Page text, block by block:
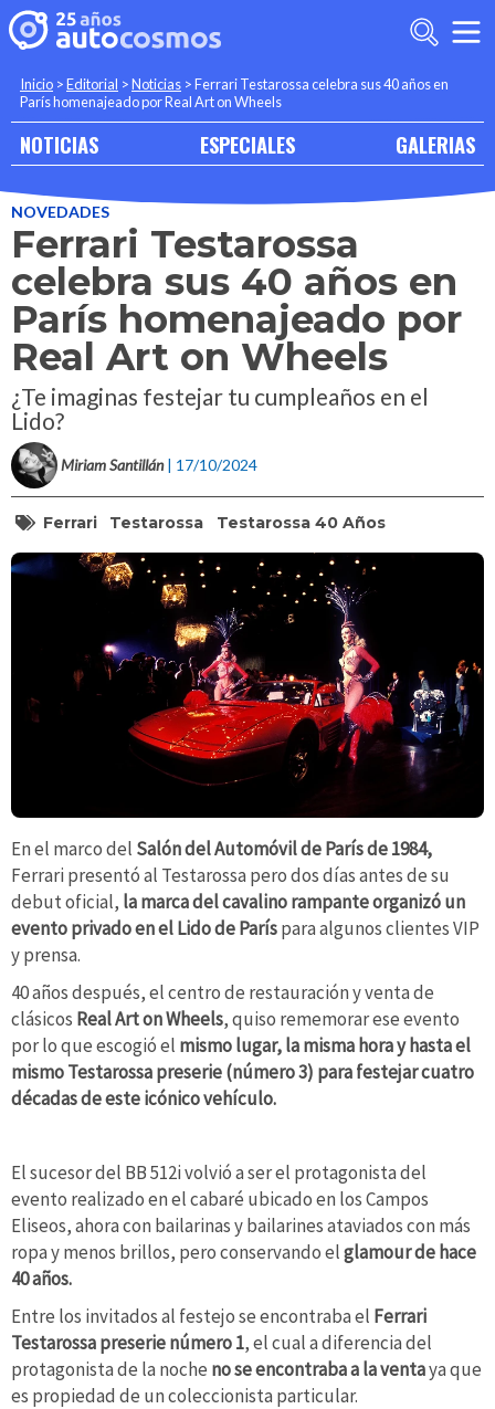
Inicio >Editorial >Noticias >Ferrari Testarossa celebra sus 40 años en
París homenajeado por Real Art on Wheels
NOTICIAS ESPECIALES GALERIAS
NOVEDADES
Ferrari Testarossa
celebra sus 40 años en
París homenajeado por
Real Art on Wheels
¿Te imaginas festejar tu cumpleaños en el
Lido?
Miriam Santillán | 17/10/2024
Ferrari Testarossa Testarossa 40 Años
En el marco del Salón del Automóvil de París de 1984,
Ferrari presentó al Testarossa pero dos días antes de su
debut oficial, la marca del cavalino rampante organizó un
evento privado en el Lido de Paríspara algunos clientes VIP
y prensa.
40 años después, el centro de restauración y venta de
clásicos Real Art on Wheels, quiso rememorar ese evento
por lo que escogió el mismo lugar, la misma hora y hasta el
mismo Testarossa preserie (número 3) para festejar cuatro
décadas de este icónico vehículo.
El sucesor del BB 512i volvió a ser el protagonista del
evento realizado en el cabaré ubicado en los Campos
Eliseos, ahora con bailarinas y bailarines ataviados con más
ropa y menos brillos, pero conservando elglamour de hace
40 años.
Entre los invitados al festejo se encontraba el Ferrari
Testarossa preserie número 1, el cual a diferencia del
protagonista de la noche no se encontraba a la ventaya que
es propiedad de un coleccionista particular.